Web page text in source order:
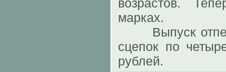
возрастов.
марках.
Выпуск
сцепок по
рублей.